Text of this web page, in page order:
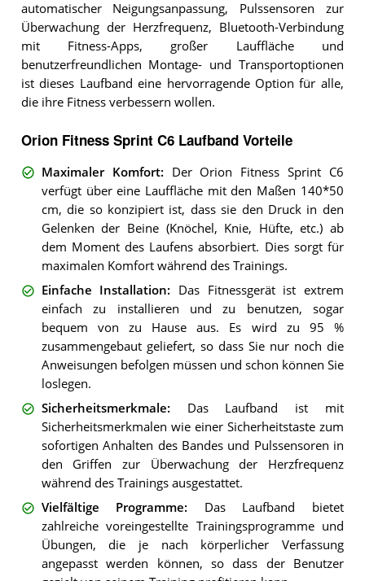
automatischer Neigungsanpassung, Pulssensoren zur
Überwachung der Herzfrequenz, Bluetooth-Verbindung
mit Fitness-Apps, großer Lauffläche und
benutzerfreundlichen Montage- und Transportoptionen
ist dieses Laufband eine hervorragende Option für alle,
die ihre Fitness verbessern wollen.
Orion Fitness Sprint C6 Laufband Vorteile
Maximaler Komfort: Der Orion Fitness Sprint C6
verfügt über eine Lauffläche mit den Maßen 140*50
cm, die so konzipiert ist, dass sie den Druck in den
Gelenken der Beine (Knöchel, Knie, Hüfte, etc.) ab
dem Moment des Laufens absorbiert. Dies sorgt für
maximalen Komfort während des Trainings.
Einfache Installation: Das Fitnessgerät ist extrem
einfach zu installieren und zu benutzen, sogar
bequem von zu Hause aus. Es wird zu 95 %
zusammengebaut geliefert, so dass Sie nur noch die
Anweisungen befolgen müssen und schon können Sie
loslegen.
Sicherheitsmerkmale: Das Laufband ist mit
Sicherheitsmerkmalen wie einer Sicherheitstaste zum
sofortigen Anhalten des Bandes und Pulssensoren in
den Griffen zur Überwachung der Herzfrequenz
während des Trainings ausgestattet.
Vielfältige Programme: Das Laufband bietet
zahlreiche voreingestellte Trainingsprogramme und
Übungen, die je nach körperlicher Verfassung
angepasst werden können, so dass der Benutzer